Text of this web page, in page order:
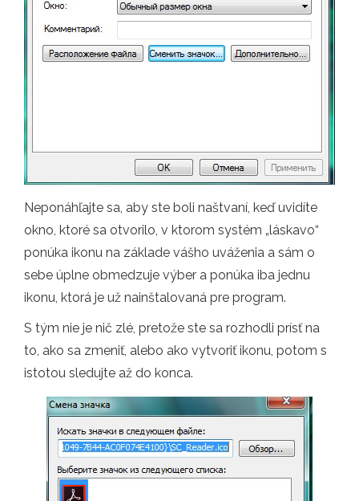
Neponáhľajte sa, aby ste boli naštvaní, keď uvidíte
okno, ktoré sa otvorilo, v ktorom systém „láskavo“
ponúka ikonu na základe vášho uváženia a sám o
sebe úplne obmedzuje výber a ponúka iba jednu
ikonu, ktorá je už nainštalovaná pre program.
S tým nie je nič zlé, pretože ste sa rozhodli prísť na
to, ako sa zmeniť, alebo ako vytvoriť ikonu, potom s
istotou sledujte až do konca.